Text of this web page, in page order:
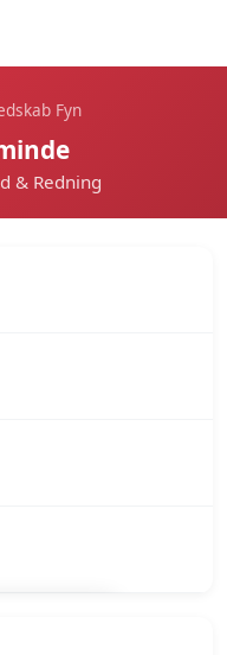
Fyn
& Redning